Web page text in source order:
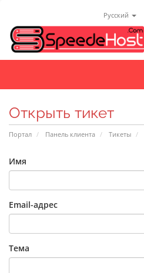
Русский
Открыть тикет
Портал Панель клиента Тикеты
Имя
Email-адрес
Тема